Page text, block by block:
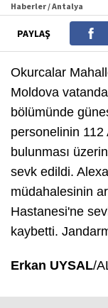
Haberler / Antalya
PAYLAŞ
Okurcalar
Moldova
bölümünde
personelinin 112
bulunması
sevk edildi.
müdahalesinin
Hastanesi'ne
kaybetti.
Erkan UYSAL/